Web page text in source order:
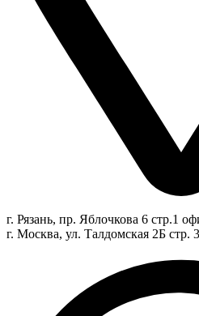
г. Рязань, пр. Яблочкова 6 стр.1
г. Москва, ул. Талдомская 2Б стр.